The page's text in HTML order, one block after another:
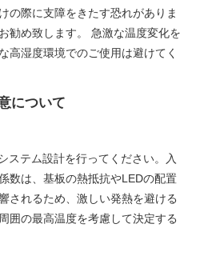
の際に支障をきたす恐れがありま
勧め致します。 急激な温度変化を
高湿度環境でのご使用は避けてく
について
ステム設計を行ってください。入
数は、基板の熱抵抗やLEDの配置
されるため、激しい発熱を避ける
囲の最高温度を考慮して決定する